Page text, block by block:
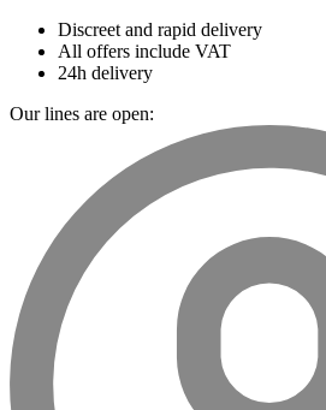
Discreet and rapid delivery
All offers include VAT
24h delivery
Our lines are open: